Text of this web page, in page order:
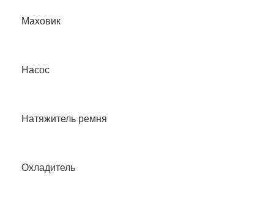
Маховик
Насос
Натяжитель ремня
Охладитель